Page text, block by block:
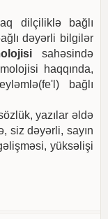
dilçiliklə bağlı
dəyərli bilgilər
sahəsində
haqqında,
bağlı
yazılar əldə
siz dəyərli, sayın
yüksəlişi